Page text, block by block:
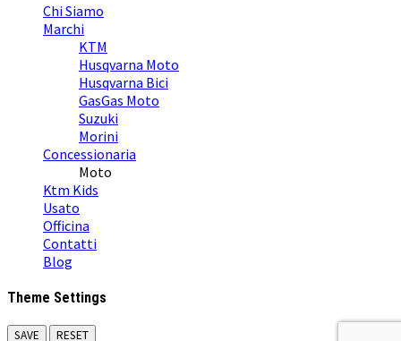
Chi Siamo
Marchi
KTM
Husqvarna Moto
Husqvarna Bici
GasGas Moto
Suzuki
Morini
Concessionaria
Moto
Ktm Kids
Usato
Officina
Contatti
Blog
Theme Settings
SAVE RESET